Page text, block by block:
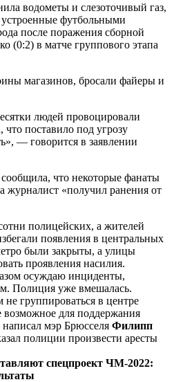
водометы и слезоточивый газ,
футбольными
после поражения сборной
(0:2) в матче группового этапа
магазинов, бросали файеры и
людей провоцировали
поставило под угрозу
— говорится в заявлении
сообщила, что некоторые фанаты
«получил ранения от
полицейских, а жителей
появления в центральных
были закрыты, а улицы
проявления насилия.
осуждаю инциденты,
Полиция уже вмешалась.
группироваться в центре
возможное для поддержания
мэр Брюсселя Филипп
полиции произвести аресты
спецпроект ЧМ-2022: